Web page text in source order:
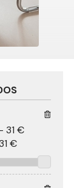
- 31 €
€